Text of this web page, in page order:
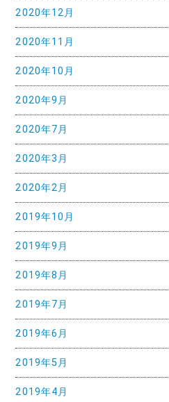
2020年12月
2020年11月
2020年10月
2020年9月
2020年7月
2020年3月
2020年2月
2019年10月
2019年9月
2019年8月
2019年7月
2019年6月
2019年5月
2019年4月